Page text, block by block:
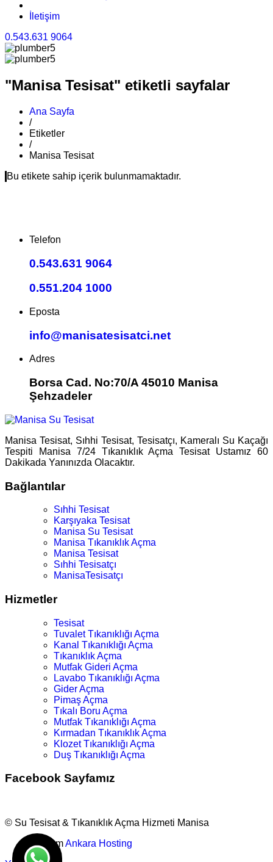
İletişim
0.543.631 9064
"Manisa Tesisat" etiketli sayfalar
Ana Sayfa
/
Etiketler
/
Manisa Tesisat
Bu etikete sahip içerik bulunmamaktadır.
Telefon
0.543.631 9064
0.551.204 1000
Eposta
info@manisatesisatci.net
Adres
Borsa Cad. No:70/A 45010 Manisa
Şehzadeler
Manisa Tesisat, Sıhhi Tesisat, Tesisatçı, Kameralı Su Kaçağı
Tespiti Manisa 7/24 Tıkanıklık Açma Tesisat Ustamız 60
Dakikada Yanınızda Olacaktır.
Bağlantılar
Sıhhi Tesisat
Karşıyaka Tesisat
Manisa Su Tesisat
Manisa Tıkanıklık Açma
Manisa Tesisat
Sıhhi Tesisatçı
ManisaTesisatçı
Hizmetler
Tesisat
Tuvalet Tıkanıklığı Açma
Kanal Tıkanıklığı Açma
Tıkanıklık Açma
Mutfak Gideri Açma
Lavabo Tıkanıklığı Açma
Gider Açma
Pimaş Açma
Tıkalı Boru Açma
Mutfak Tıkanıklığı Açma
Kırmadan Tıkanıklık Açma
Klozet Tıkanıklığı Açma
Duş Tıkanıklığı Açma
Facebook Sayfamız
© Su Tesisat & Tıkanıklık Açma Hizmeti Manisa
TasarımAnkara Hosting